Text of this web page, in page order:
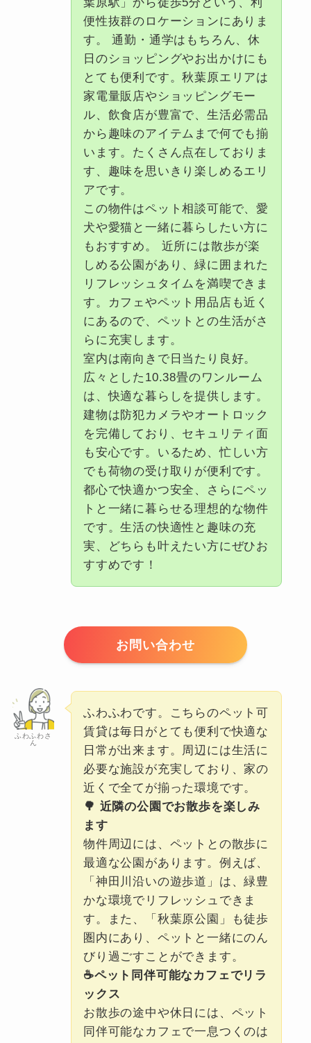
便性抜群のロケーションにありま
す。 通勤・通学はもちろん、休
日のショッピングやお出かけにも
とても便利です。秋葉原エリアは
家電量販店やショッピングモー
ル、飲食店が豊富で、生活必需品
から趣味のアイテムまで何でも揃
います。たくさん点在しておりま
す、趣味を思いきり楽しめるエリ
アです。
この物件はペット相談可能で、愛
犬や愛猫と一緒に暮らしたい方に
もおすすめ。 近所には散歩が楽
しめる公園があり、緑に囲まれた
リフレッシュタイムを満喫できま
す。カフェやペット用品店も近く
にあるので、ペットとの生活がさ
らに充実します。
室内は南向きで日当たり良好。
広々とした10.38畳のワンルーム
は、快適な暮らしを提供します。
建物は防犯カメラやオートロック
を完備しており、セキュリティ面
も安心です。いるため、忙しい方
でも荷物の受け取りが便利です。
都心で快適かつ安全、さらにペッ
トと一緒に暮らせる理想的な物件
です。生活の快適性と趣味の充
実、どちらも叶えたい方にぜひお
すすめです！
お問い合わせ
ふわふわさ
ん
ふわふわです。こちらのペット可
賃貸は毎日がとても便利で快適な
日常が出来ます。周辺には生活に
必要な施設が充実しており、家の
近くで全てが揃った環境です。
🌳 近隣の公園でお散歩を楽しみ
ます
物件周辺には、ペットとの散歩に
最適な公園があります。例えば、
「神田川沿いの遊歩道」は、緑豊
かな環境でリフレッシュできま
す。また、「秋葉原公園」も徒歩
圏内にあり、ペットと一緒にのん
びり過ごすことができます。
☕ペット同伴可能なカフェでリラ
ックス
お散歩の途中や休日には、ペット
同伴可能なカフェで一息つくのは